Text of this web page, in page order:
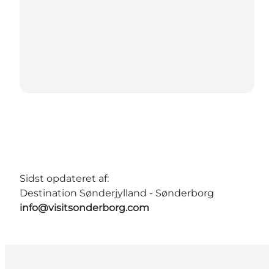
Sidst opdateret af:
Destination Sønderjylland - Sønderborg
info@visitsonderborg.com